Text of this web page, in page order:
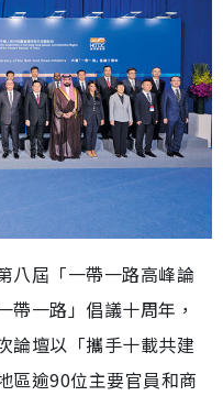
八屆「一帶一路高峰論
帶一路」倡議十周年，
論壇以「攜手十載共建
區逾90位主要官員和商